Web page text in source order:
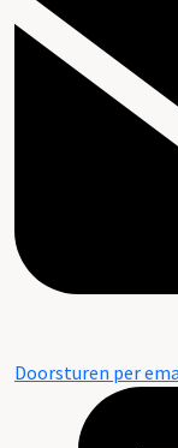
Doorsturen per